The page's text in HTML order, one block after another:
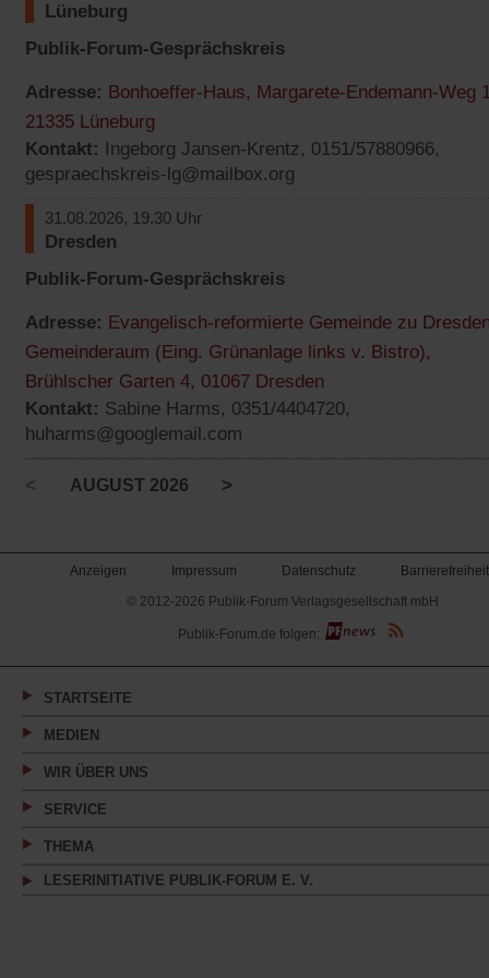
Lüneburg
Publik-Forum-Gesprächskreis
Adresse: Bonhoeffer-Haus, Margarete-Endemann-Weg
21335 Lüneburg
in
einem
neuen
Kontakt: Ingeborg Jansen-Krentz, 0151/57880966,
gespraechskreis-lg@mailbox.org
31.08.2026, 19.30 Uhr
Dresden
Publik-Forum-Gesprächskreis
Adresse: Evangelisch-reformierte Gemeinde zu
Gemeinderaum (Eing. Grünanlage links v. Bistro),
Brühlscher Garten 4, 01067 Dresden
in
Kontakt: Sabine Harms, 0351/4404720,
huharms@googlemail.com
< AUGUST 2026 >
Anzeigen Impressum Datenschutz
Barrierefreiheit
© 2012-2026 Publik-Forum Verlagsgesellschaft mbH
(Öffnet
in
neuen
Publik-Forum.de folgen:
STARTSEITE
MEDIEN
WIR ÜBER UNS
SERVICE
THEMA
LESERINITIATIVE PUBLIK-FORUM E. V.